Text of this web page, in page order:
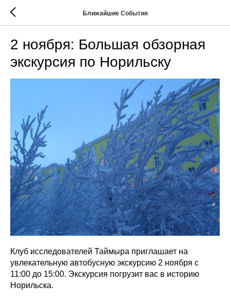
Ближайшие События
2 ноября: Большая обзорная
экскурсия по Норильску
Клуб исследователей Таймыра приглашает на
увлекательную автобусную экскурсию 2 ноября с
11:00 до 15:00. Экскурсия погрузит вас в историю
Норильска.